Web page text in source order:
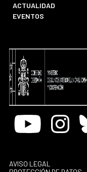
ACTUALIDAD
EVENTOS
Youtube
AVISO LEGAL